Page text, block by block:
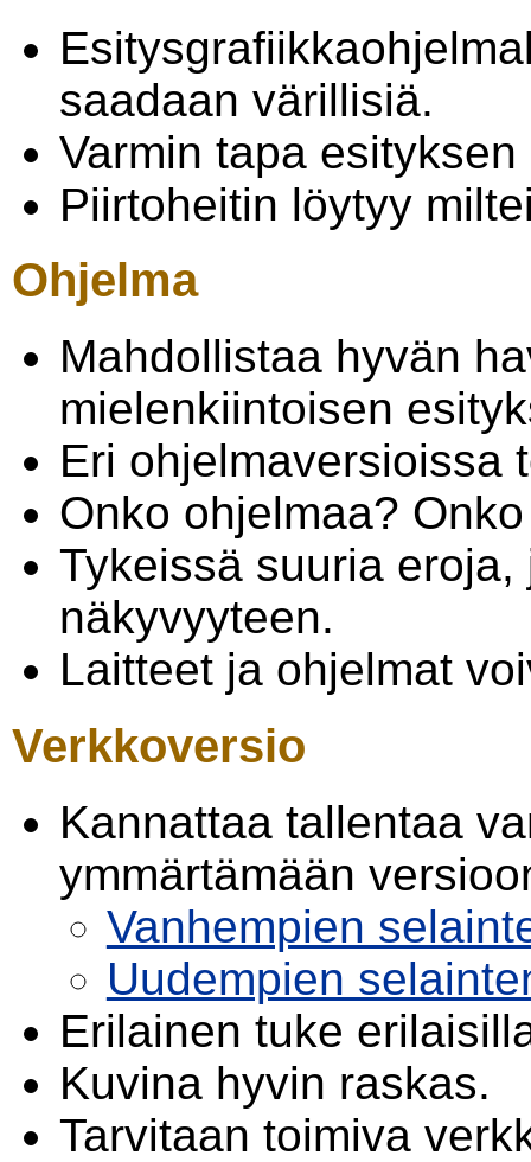
saadaan värillisiä.
Varmin tapa
Piirtoheitin löytyy
Ohjelma
Mahdollistaa hyvän
mielenkiintoisen
Eri ohjelmaversioissa
Onko ohjelmaa?
Tykeissä suuria
näkyvyyteen.
Laitteet ja ohjelmat
Verkkoversio
Kannattaa tallentaa
ymmärtämään
Vanhempien
Uudempien
Erilainen tuke
Kuvina hyvin raskas.
Tarvitaan toimiva